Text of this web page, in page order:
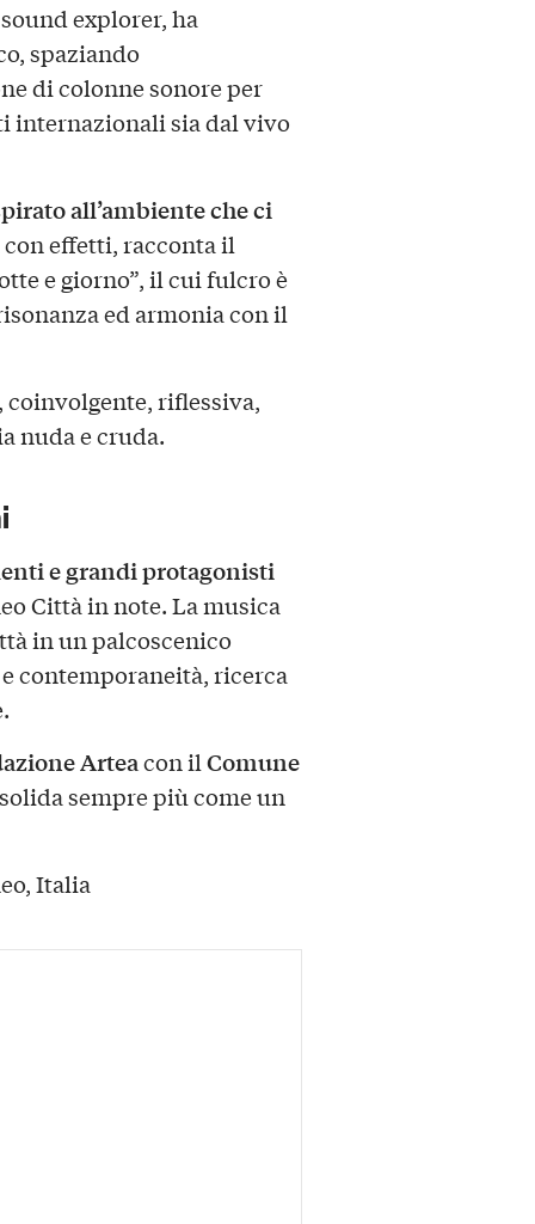
explorer, ha
spaziando
di colonne sonore per
internazionali sia dal vivo
all’ambiente che ci
effetti, racconta il
e giorno”, il cui fulcro è
ed armonia con il
coinvolgente, riflessiva,
nuda e cruda.
e grandi protagonisti
Città in note. La musica
in un palcoscenico
contemporaneità, ricerca
Arteacon ilComune
sempre più come un
Italia